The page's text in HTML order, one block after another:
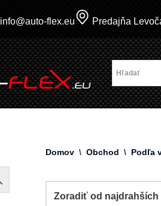
info@auto-flex.eu Predajňa
Domov \ Obchod \ Podľa